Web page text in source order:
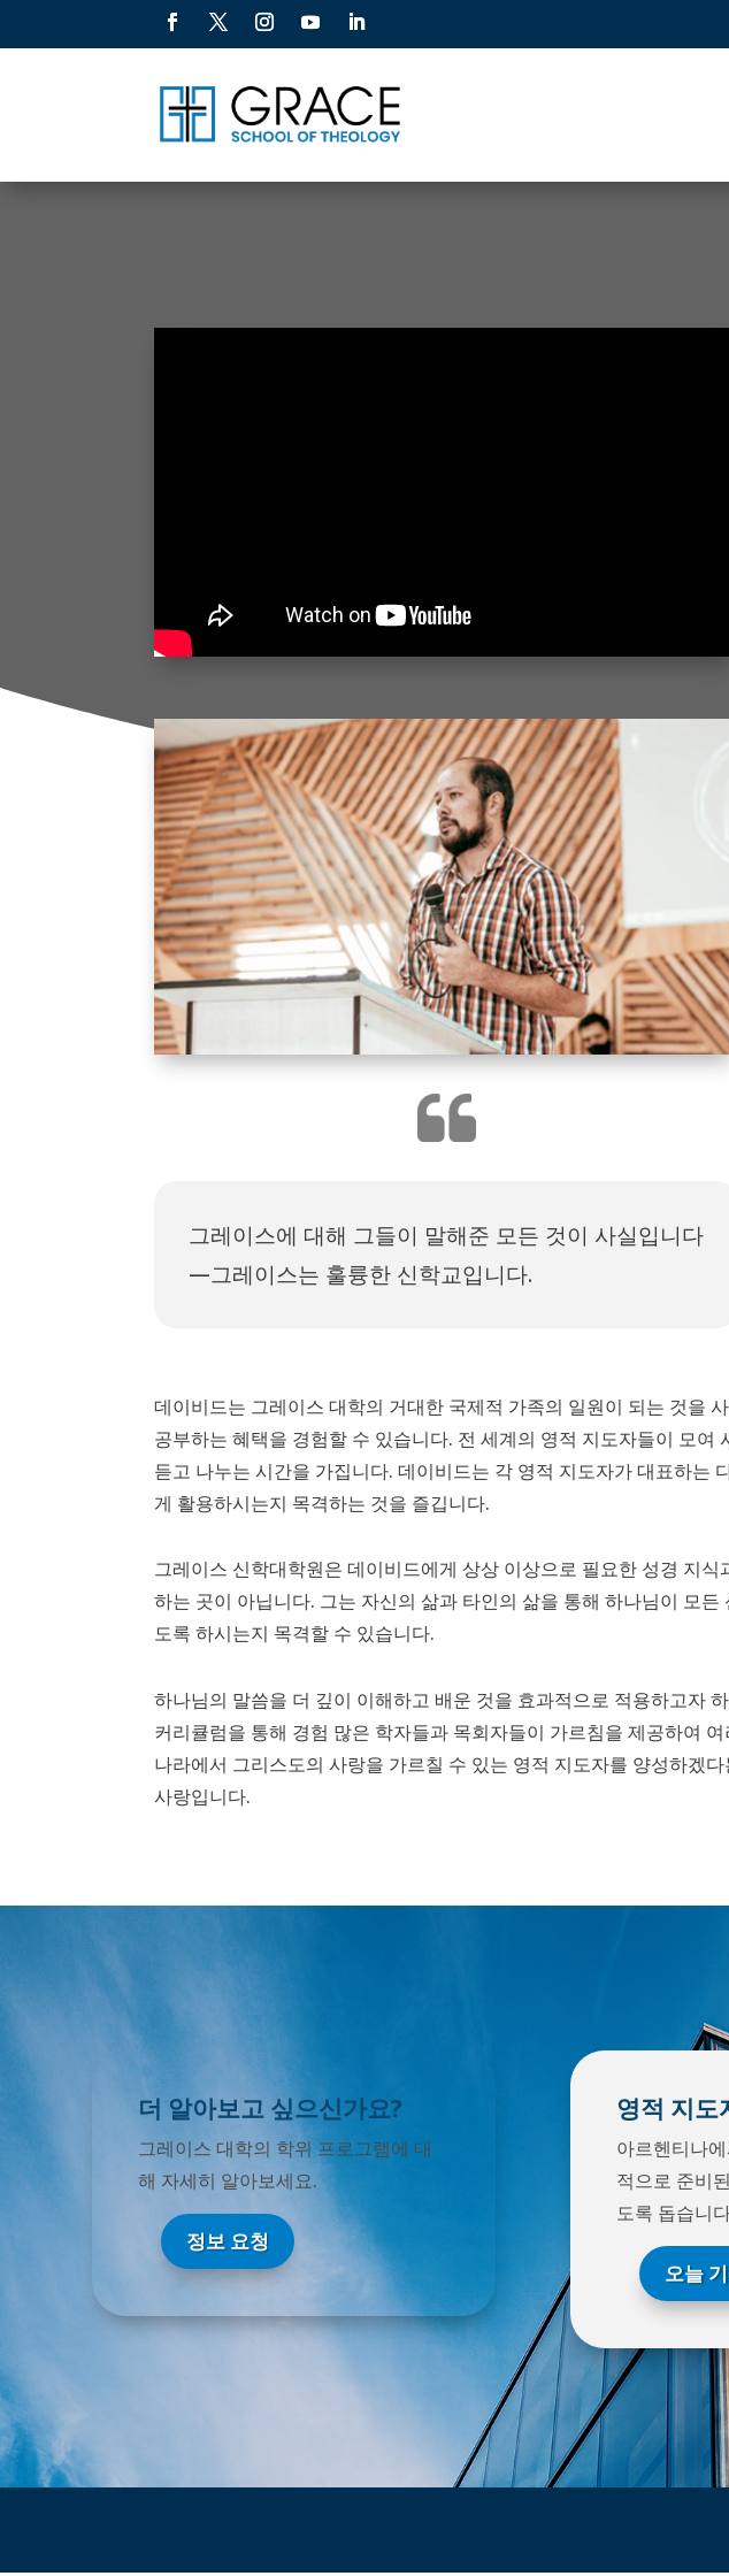
그레이스에 대해 그들이 말해준 모든 것이 사실입니다
—그레이스는 훌륭한 신학교입니다.
데이비드는 그레이스 대학의 거대한 국제적 가족의 일원이 되는 것을
공부하는 혜택을 경험할 수 있습니다. 전 세계의 영적 지도자들이 모
듣고 나누는 시간을 가집니다. 데이비드는 각 영적 지도자가 대표하는
게 활용하시는지 목격하는 것을 즐깁니다.
그레이스 신학대학원은 데이비드에게 상상 이상으로 필요한 성경 지
하는 곳이 아닙니다. 그는 자신의 삶과 타인의 삶을 통해 하나님이 모
도록 하시는지 목격할 수 있습니다.
하나님의 말씀을 더 깊이 이해하고 배운 것을 효과적으로 적용하고자
커리큘럼을 통해 경험 많은 학자들과 목회자들이 가르침을 제공하여
나라에서 그리스도의 사랑을 가르칠 수 있는 영적 지도자를 양성하겠
사랑입니다.
더 알아보고 싶으신가요?
그레이스 대학의 학위 프로그램에 대
해 자세히 알아보세요.
정보 요청
영적 지도
아르헨티나
적으로 준비
도록 돕습니
오늘